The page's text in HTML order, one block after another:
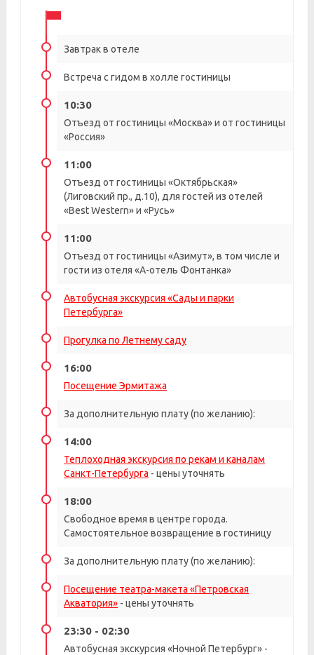
Завтрак в отеле
Встреча с гидом в холле гостиницы
10:30
Отъезд от гостиницы «Москва» и от гостиницы
«Россия»
11:00
Отъезд от гостиницы «Октябрьская»
(Лиговский пр., д.10), для гостей из отелей
«Best Western» и «Русь»
11:00
Отъезд от гостиницы «Азимут», в том числе и
гости из отеля «А-отель Фонтанка»
Автобусная экскурсия «Сады и парки
Петербурга»
Прогулка по Летнему саду
16:00
Посещение Эрмитажа
За дополнительную плату (по желанию):
14:00
Теплоходная экскурсия по рекам и каналам
Санкт-Петербурга - цены уточнять
18:00
Свободное время в центре города.
Самостоятельное возвращение в гостиницу
За дополнительную плату (по желанию):
Посещение театра-макета «Петровская
Акватория» - цены уточнять
23:30 - 02:30
Автобусная экскурсия «Ночной Петербург» -